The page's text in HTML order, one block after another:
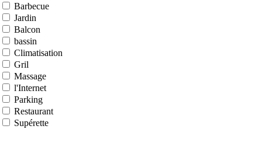
Barbecue
Jardin
Balcon
bassin
Climatisation
Gril
Massage
l'Internet
Parking
Restaurant
Supérette